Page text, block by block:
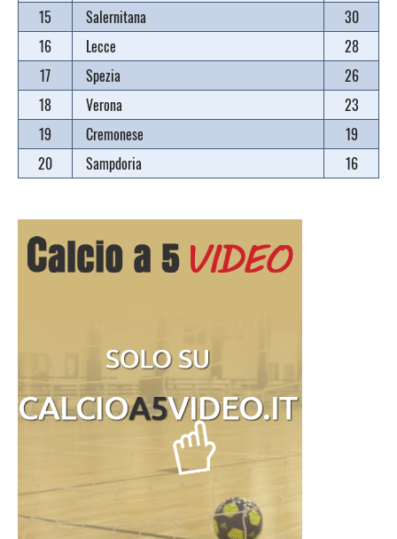
15
Salernitana
30
16
Lecce
28
17
Spezia
26
18
Verona
23
19
Cremonese
19
20
Sampdoria 16